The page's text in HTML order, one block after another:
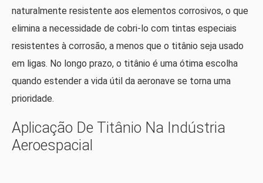
naturalmente resistente aos elementos corrosivos, o que
elimina a necessidade de cobri-lo com tintas especiais
resistentes à corrosão, a menos que o titânio seja usado
em ligas. No longo prazo, o titânio é uma ótima escolha
quando estender a vida útil da aeronave se torna uma
prioridade.
Aplicação De Titânio Na Indústria
Aeroespacial